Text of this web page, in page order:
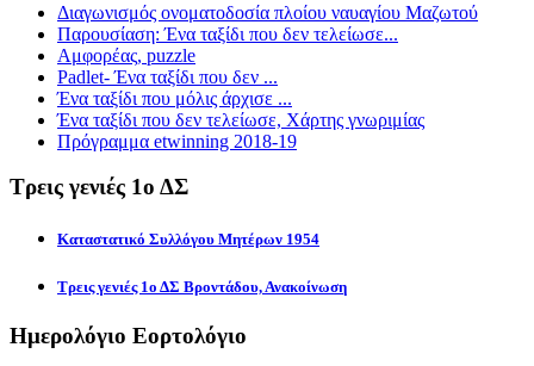
Διαγωνισμός ονοματοδοσία πλοίου ναυαγίου Μαζωτού
Παρουσίαση: Ένα ταξίδι που δεν τελείωσε...
Αμφορέας, puzzle
Padlet- Ένα ταξίδι που δεν ...
Ένα ταξίδι που μόλις άρχισε ...
Ένα ταξίδι που δεν τελείωσε, Χάρτης γνωριμίας
Πρόγραμμα etwinning 2018-19
Τρεις γενιές 1ο ΔΣ
Καταστατικό Συλλόγου Μητέρων 1954
Τρεις γενιές 1ο ΔΣ Βροντάδου, Ανακοίνωση
Ημερολόγιο Εορτολόγιο